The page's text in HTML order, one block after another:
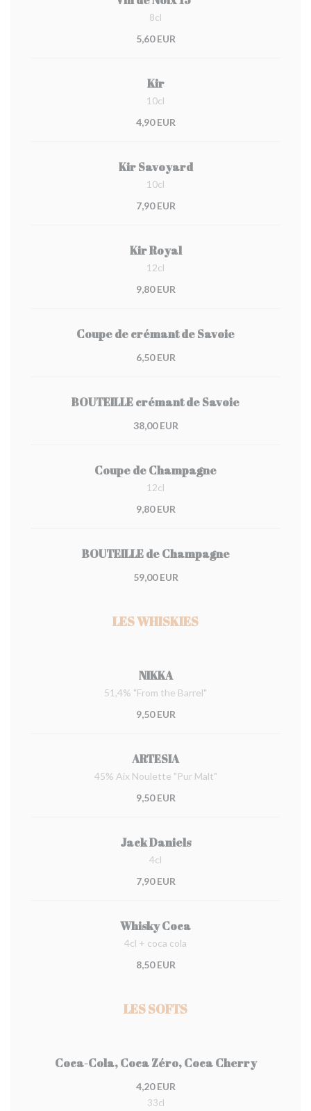
8cl
5,60 EUR
Kir
10cl
4,90 EUR
Kir Savoyard
10cl
7,90 EUR
Kir Royal
12cl
9,80 EUR
Coupe de crémant de Savoie
6,50 EUR
BOUTEILLE crémant de Savoie
38,00 EUR
Coupe de Champagne
12cl
9,80 EUR
BOUTEILLE de Champagne
59,00 EUR
LES WHISKIES
NIKKA
51,4% "From the Barrel"
9,50 EUR
ARTESIA
45% Aix Noulette "Pur Malt"
9,50 EUR
Jack Daniels
4cl
7,90 EUR
Whisky Coca
4cl + coca cola
8,50 EUR
LES SOFTS
Coca-Cola, Coca Zéro, Coca Cherry
4,20 EUR
33cl